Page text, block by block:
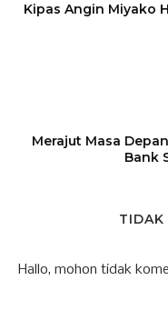
Kipas Angin Miyako
Merajut Masa
Bank
TIDAK
Hallo, mohon tidak